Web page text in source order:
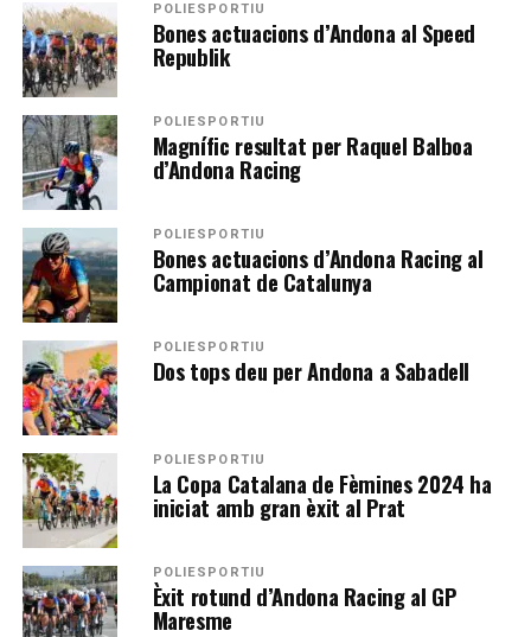
POLIESPORTIU
Bones actuacions d’Andona al Speed
Republik
POLIESPORTIU
Magnífic resultat per Raquel Balboa
d’Andona Racing
POLIESPORTIU
Bones actuacions d’Andona Racing al
Campionat de Catalunya
POLIESPORTIU
Dos tops deu per Andona a Sabadell
POLIESPORTIU
La Copa Catalana de Fèmines 2024 ha
iniciat amb gran èxit al Prat
POLIESPORTIU
Èxit rotund d’Andona Racing al GP
Maresme